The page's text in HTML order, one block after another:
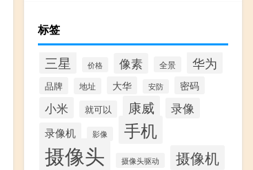
标签
三星 价格 像素 全景 华为
品牌 地址 大华 安防 密码
小米 就可以 康威 录像
录像机 影像 手机
摄像头 摄像头驱动 摄像机